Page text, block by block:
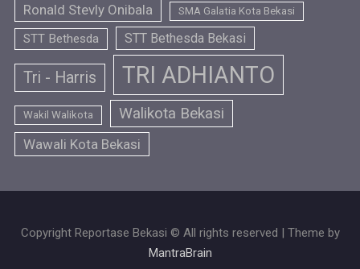
Ronald Stevly Onibala SMA Galatia Kota Bekasi
STT Bethesda STT Bethesda Bekasi
Tri - Harris TRI ADHIANTO
Wakil Walikota Walikota Bekasi
Wawali Kota Bekasi
Copyright Reportase Bekasi © All rights reserved | Theme by
MantraBrain